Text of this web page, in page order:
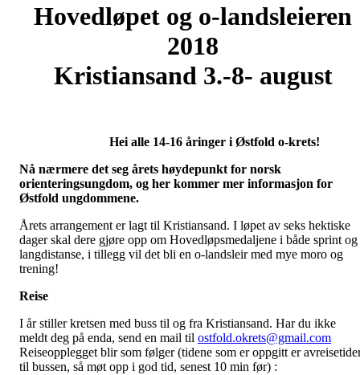
Hovedløpet og o-landsleieren
2018
Kristiansand 3.-8- august
Hei alle 14-16 åringer i Østfold o-krets!
Nå nærmere det seg årets høydepunkt for norsk
orienteringsungdom, og her kommer mer informasjon for
Østfold ungdommene.
Årets arrangement er lagt til Kristiansand. I løpet av seks hektiske
dager skal dere gjøre opp om Hovedløpsmedaljene i både sprint og
langdistanse, i tillegg vil det bli en o-landsleir med mye moro og
trening!
Reise
I år stiller kretsen med buss til og fra Kristiansand. Har du ikke
meldt deg på enda, send en mail til ostfold.okrets@gmail.com
Reiseopplegget blir som følger (tidene som er oppgitt er
til bussen, så møt opp i god tid, senest 10 min før) :